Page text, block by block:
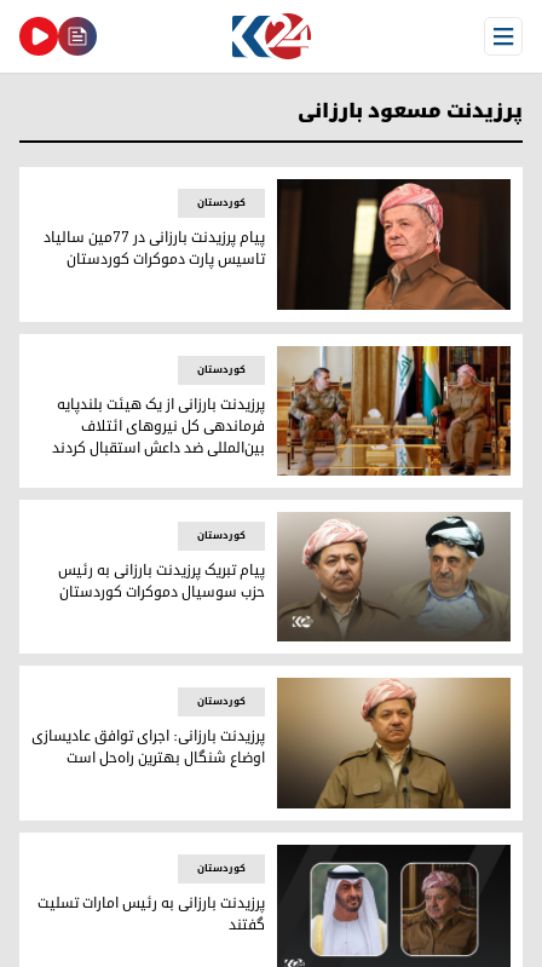
Open Menu
پرزیدنت مسعود بارزانی
پرزیدنت مسعود بارزانی
کوردستان
پیام پرزیدنت بارزانی در ٧٧مین سالیاد
تاسیس پارت دموکرات کوردستان
دیدار پرزیدنت بارزانی و هیئت بلندپایه ائتلاف بین‌المللی ضد
کوردستان
پرزیدنت بارزانی از یک هیئت بلندپایه
فرماندهی کل نیروهای ائتلاف
بین‌المللی ضد داعش استقبال کردند
"امیدوارم که کوردستان بر موانع و چالش‌ها غلبه کند"
کوردستان
پیام تبریک پرزیدنت بارزانی به رئیس
حزب سوسیال دموکرات کوردستان
پرزیدنت مسعود بارزانی
کوردستان
پرزیدنت بارزانی: اجرای توافق عادیسازی
اوضاع شنگال بهترین راه‌حل است
کوردستان
پرزیدنت بارزانی به رئیس امارات تسلیت
گفتند